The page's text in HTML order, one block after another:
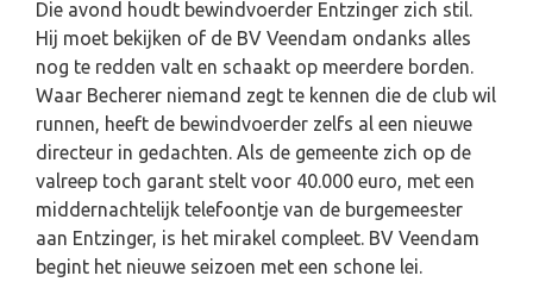
Die avond houdt bewindvoerder Entzinger zich stil.
Hij moet bekijken of de BV Veendam ondanks alles
nog te redden valt en schaakt op meerdere borden.
Waar Becherer niemand zegt te kennen die de club wil
runnen, heeft de bewindvoerder zelfs al een nieuwe
directeur in gedachten. Als de gemeente zich op de
valreep toch garant stelt voor 40.000 euro, met een
middernachtelijk telefoontje van de burgemeester
aan Entzinger, is het mirakel compleet. BV Veendam
begint het nieuwe seizoen met een schone lei.